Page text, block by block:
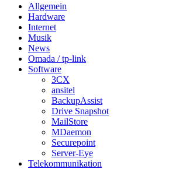
Allgemein
Hardware
Internet
Musik
News
Omada / tp-link
Software
3CX
ansitel
BackupAssist
Drive Snapshot
MailStore
MDaemon
Securepoint
Server-Eye
Telekommunikation